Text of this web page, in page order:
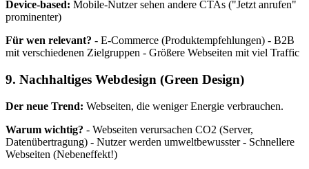
Device-based: Mobile-Nutzer sehen andere CTAs ("Jetzt anrufen"
prominenter)
Für wen relevant? - E-Commerce (Produktempfehlungen) - B2B
mit verschiedenen Zielgruppen - Größere Webseiten mit viel Traffic
9. Nachhaltiges Webdesign (Green Design)
Der neue Trend: Webseiten, die weniger Energie verbrauchen.
Warum wichtig? - Webseiten verursachen CO2 (Server,
Datenübertragung) - Nutzer werden umweltbewusster - Schnellere
Webseiten (Nebeneffekt!)